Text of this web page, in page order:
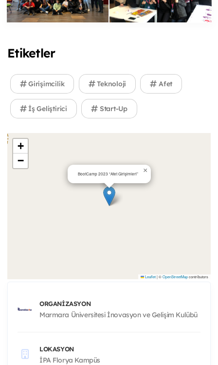
Etiketler
Girişimcilik Teknoloji Afet
İş Geliştirici Start-Up
BootCamp 2023 “Afet Girişimleri” ×
+
−
Leaflet|©OpenStreetMapcontributors
ORGANIZASYON
Marmara Üniversitesi İnovasyon ve Gelişim Kulübü
LOKASYON
İPA Florya Kampüs